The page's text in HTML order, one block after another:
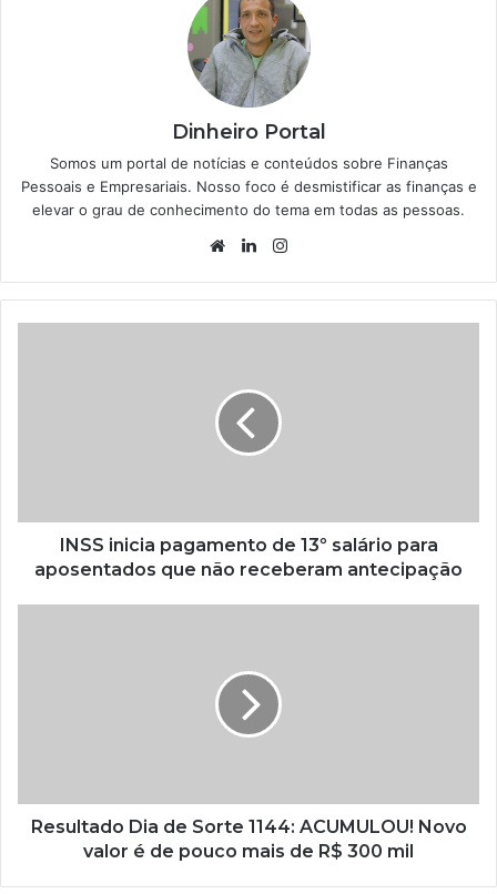
Dinheiro Portal
Somos um portal de notícias e conteúdos sobre Finanças
Pessoais e Empresariais. Nosso foco é desmistificar as finanças e
elevar o grau de conhecimento do tema em todas as pessoas.
WebsiteLinkedin
INSS inicia pagamento de 13º salário para
aposentados que não receberam antecipação
Resultado Dia de Sorte 1144: ACUMULOU! Novo
valor é de pouco mais de R$ 300 mil